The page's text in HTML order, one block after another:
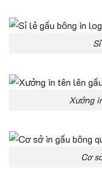
Xưởng
Cơ